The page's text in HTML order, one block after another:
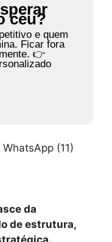
céu?
e quem
Ficar fora
👉
(11)
da
de estrutura,